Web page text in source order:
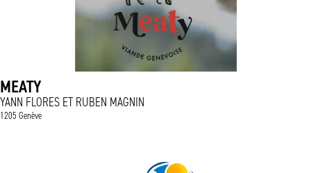
MEATY
YANN FLORES ET RUBEN MAGNIN
1205 Genève